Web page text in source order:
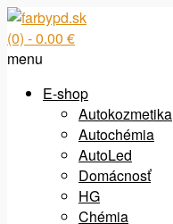
(0) - 0.00 €
menu
E-shop
Autokozmetika
Autochémia
AutoLed
Domácnosť
HG
Chémia